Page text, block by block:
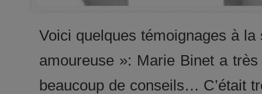
Voici quelques témoignages à
amoureuse »: Marie Binet a
beaucoup de conseils… C’était